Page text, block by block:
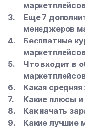
маркетплейсов
Еще 7
менеджеров
Бесплатные
маркетплейсов
Что входит в
Какая средняя
Какие плюсы
Как начать
Какие лучшие